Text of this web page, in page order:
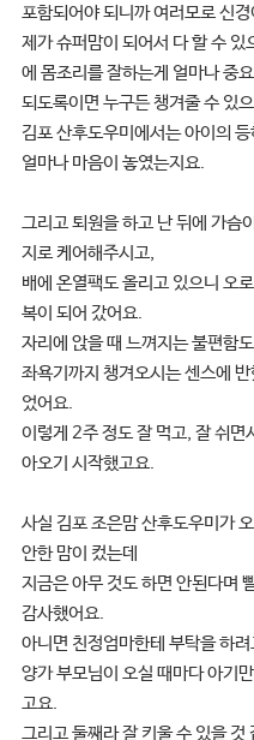
포함되어야 되니까여러모로 신
제가 슈퍼맘이 되어서 다 할 수 있
에 몸조리를 잘하는게 얼마나 중
되도록이면 누구든 챙겨줄 수 있
김포 산후도우미에서는 아이의
얼마나 마음이 놓였는지요.
그리고 퇴원을 하고 난 뒤에 가슴
지로 케어해주시고,
배에 온열팩도 올리고 있으니 오
복이 되어 갔어요.
자리에 앉을 때 느껴지는 불편함
좌욕기까지 챙겨오시는 센스에
었어요.
이렇게 2주 정도 잘 먹고, 잘 쉬면
아오기 시작했고요.
사실 김포 조은맘 산후도우미가
안한 맘이 컸는데
지금은 아무 것도 하면 안된다며
감사했어요.
아니면 친정엄마한테 부탁을 하
양가 부모님이 오실 때마다 아기
고요.
그리고 둘째라 잘 키울 수 있을 것